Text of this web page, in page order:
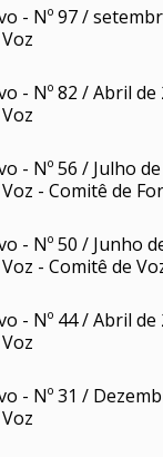
- Nº 97 /
- Nº 82 / Abril de
- Nº 56 / Julho
- Comitê de
- Nº 50 / Junho
- Comitê de
- Nº 44 / Abril de
- Nº 31 /